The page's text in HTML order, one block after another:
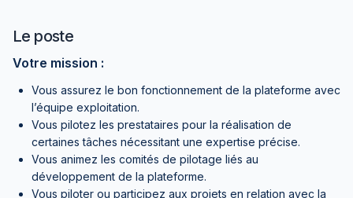
Le poste
Votre mission :
Vous assurez le bon fonctionnement de la plateforme avec
l’équipe exploitation.
Vous pilotez les prestataires pour la réalisation de
certaines tâches nécessitant une expertise précise.
Vous animez les comités de pilotage liés au
développement de la plateforme.
Vous piloter ou participez aux projets en relation avec la